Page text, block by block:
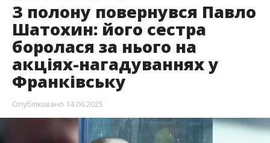
З полону повернувся Павло
Шатохин: його сестра
боролася за нього на
акціях-нагадуваннях у
Франківську
Опубліковано 14.06.2025